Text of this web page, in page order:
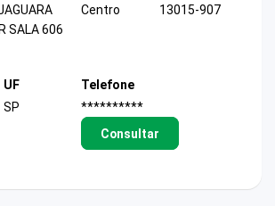
SALA 606
Centro
13015-907
UF
SP
Telefone
**********
Consultar